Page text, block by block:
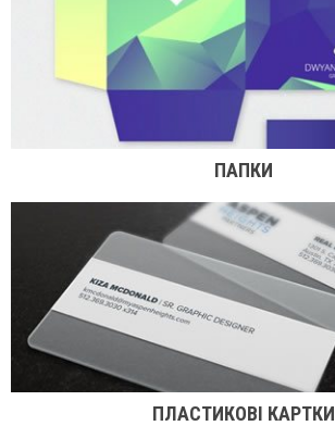
ПАПКИ
ПЛАСТИКОВІ КАРТКИ